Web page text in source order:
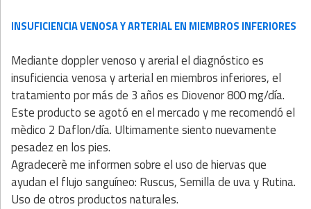
INSUFICIENCIA VENOSA Y ARTERIAL EN MIEMBROS INFERIORES
Mediante doppler venoso y arerial el diagnóstico es
insuficiencia venosa y arterial en miembros inferiores, el
tratamiento por más de 3 años es Diovenor 800 mg/día.
Este producto se agotó en el mercado y me recomendó el
mèdico 2 Daflon/día. Ultimamente siento nuevamente
pesadez en los pies.
Agradecerè me informen sobre el uso de hiervas que
ayudan el flujo sanguíneo: Ruscus, Semilla de uva y Rutina.
Uso de otros productos naturales.